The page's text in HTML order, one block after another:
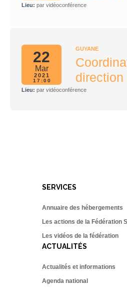
Lieu: par vidéoconférence
22
Mar
2021
17:00
GUYANE
direction
Lieu: par vidéoconférence
SERVICES
Annuaire des hébergements
Les actions de la Fédération
Les vidéos de la fédération
ACTUALITÉS
Actualités et informations
Agenda national